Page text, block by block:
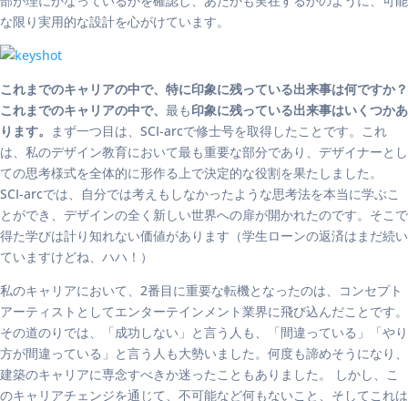
な限り実用的な設計を心がけています。
これまでのキャリアの中で、特に印象に残っている出来事は何ですか？
これまでのキャリアの中で、 最も印象に残っている出来事はいくつかあ
ります。 まず一つ目は、SCI-arcで修士号を取得したことです。これ
は、私のデザイン教育において最も重要な部分であり、デザイナーとし
ての思考様式を全体的に形作る上で決定的な役割を果たしました。
SCI-arcでは、自分では考えもしなかったような思考法を本当に学ぶこ
とができ、デザインの全く新しい世界への扉が開かれたのです。そこで
得た学びは計り知れない価値があります（学生ローンの返済はまだ続い
ていますけどね、ハハ！）
私のキャリアにおいて、2番目に重要な転機となったのは、コンセプト
アーティストとしてエンターテインメント業界に飛び込んだことです。
その道のりでは、「成功しない」と言う人も、「間違っている」「やり
方が間違っている」と言う人も大勢いました。何度も諦めそうになり、
建築のキャリアに専念すべきか迷ったこともありました。 しかし、こ
のキャリアチェンジを通じて、不可能など何もないこと、そしてこれは